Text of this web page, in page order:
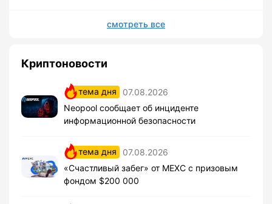
смотреть все
Криптоновости
тема дня
07.08.2026
Neopool сообщает об инциденте
информационной безопасности
тема дня
07.08.2026
«Счастливый забег» от MEXC с призовым
фондом $200 000